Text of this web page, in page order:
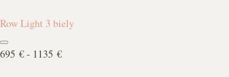
Row Light 3 biely
695 € - 1135 €